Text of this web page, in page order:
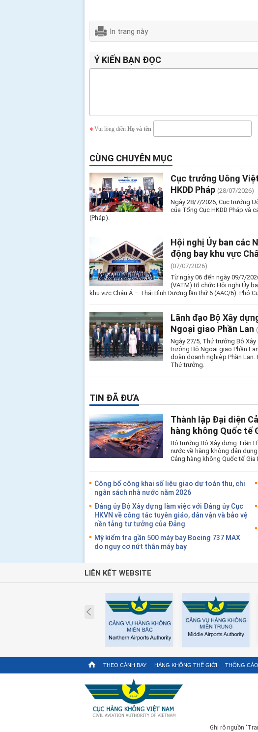
In trang này
Ý KIẾN BẠN ĐỌC
Vui lòng điền Họ và tên
CÙNG CHUYÊN MỤC
Cục trưởng Uông
HKDD Pháp (28/07/2026)
Ngày 28/7/2026, Cục trưởng
của Tổng Cục HKDD Pháp và
(Pháp).
Hội nghị Ủy ban các
động bay khu vực
(07/07/2026)
Từ ngày 06 đến ngày 09/7/
(VATM) tổ chức Hội nghị Ủy
khu vực Châu Á – Thái Bình Dương lần thứ 6 (AAC/6). Phó
Lãnh đạo Bộ Xây
Ngoại giao Phần Lan
Ngày 27/5, Thứ trưởng Bộ
trưởng Bộ Ngoại giao Phần
đoàn doanh nghiệp Phần
Thứ trưởng.
TIN ĐÃ ĐƯA
Thành lập Đại diện
hàng không Quốc tế
Bộ trưởng Bộ Xây dựng Trần
nước về hàng không dân
Cảng hàng không Quốc tế Gia
Công bố công khai số liệu giao dự toán thu, chi
ngân sách nhà nước năm 2026
Đảng ủy Bộ Xây dựng làm việc với Đảng ủy Cục
HKVN về công tác tuyên giáo, dân vận và bảo vệ
nền tảng tư tưởng của Đảng
Mỹ kiểm tra gần 500 máy bay Boeing 737 MAX
do nguy cơ nứt thân máy bay
LIÊN KẾT WEBSITE
Prev
THEO CÁNH BAY HÀNG KHÔNG THẾ GIỚI THÔNG
Ghi rõ nguồn